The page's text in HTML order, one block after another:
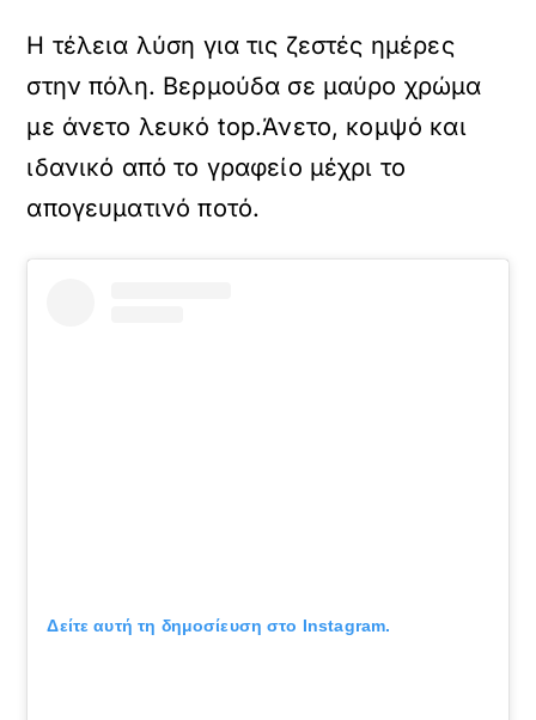
Η τέλεια λύση για τις ζεστές ημέρες
στην πόλη. Bερμούδα σε μαύρο χρώμα
με άνετο λευκό top.Άνετο, κομψό και
ιδανικό από το γραφείο μέχρι το
απογευματινό ποτό.
Δείτε αυτή τη δημοσίευση στο Instagram.